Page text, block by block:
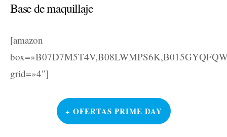
Base de maquillaje
[amazon
grid=»4″]
+ OFERTAS PRIME DAY